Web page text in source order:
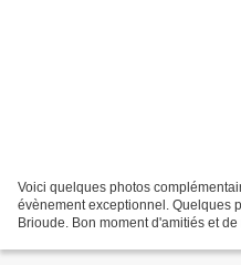
Voici quelques photos
évènement exceptionnel. Quelques
Brioude. Bon moment d'amitiés et